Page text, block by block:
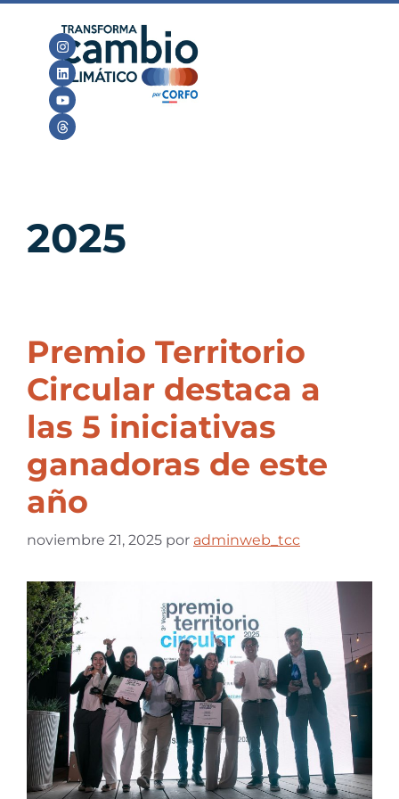
2025
Premio Territorio
Circular destaca a
las 5 iniciativas
ganadoras de este
año
noviembre 21, 2025 por adminweb_tcc